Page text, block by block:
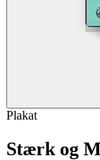
Plakat
Stærk og